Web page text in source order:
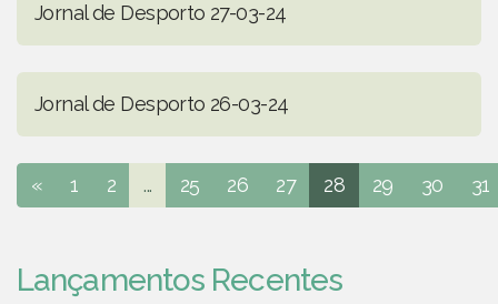
Jornal de Desporto 27-03-24
Jornal de Desporto 26-03-24
« 1 2 ... 25 26 27 28 29 30 31
Lançamentos Recentes